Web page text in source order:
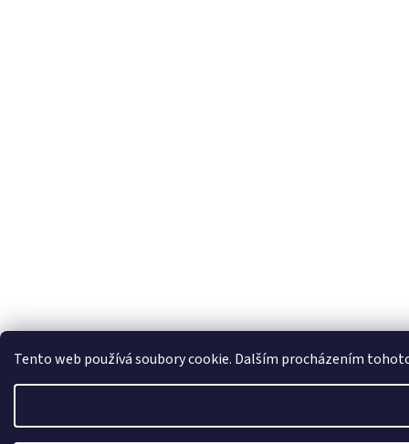
Tento web používá soubory cookie. Dalším procházením